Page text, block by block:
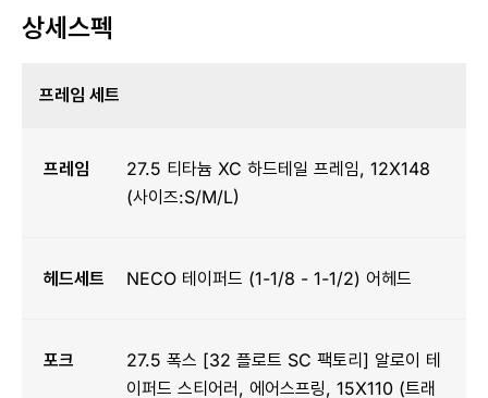
상세스펙
프레임 세트
프레임
27.5 티타늄 XC 하드테일 프레임, 12X148
(사이즈:S/M/L)
헤드세트 NECO 테이퍼드 (1-1/8 - 1-1/2) 어헤드
포크
27.5 폭스 [32 플로트 SC 팩토리] 알로이 테
이퍼드 스티어러, 에어스프링, 15X110 (트래